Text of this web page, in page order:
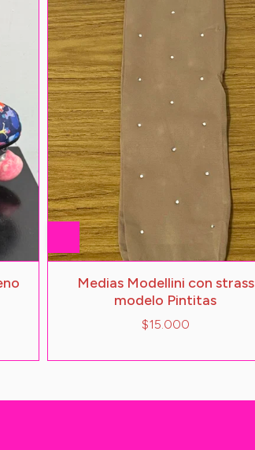
Medias Modellini con strass
modelo Pintitas
$15.000